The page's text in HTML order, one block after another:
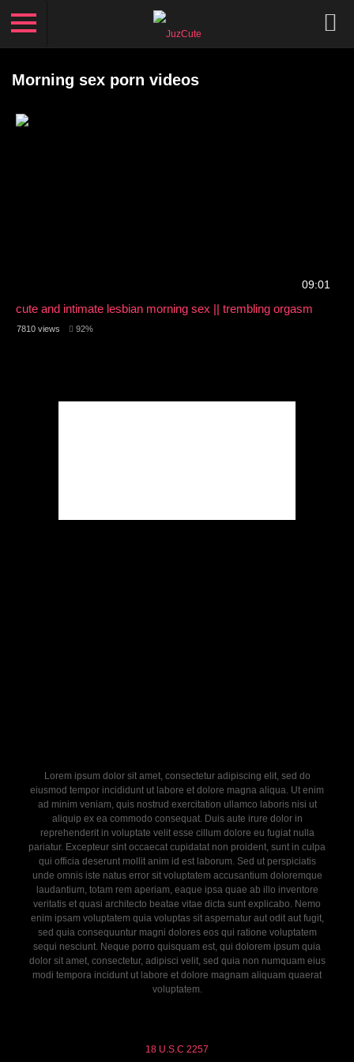
Morning sex porn videos
09:01
cute and intimate lesbian morning sex || trembling orgasm
7810 views 92%
Lorem ipsum dolor sit amet, consectetur adipiscing elit, sed do
eiusmod tempor incididunt ut labore et dolore magna aliqua. Ut enim
ad minim veniam, quis nostrud exercitation ullamco laboris nisi ut
aliquip ex ea commodo consequat. Duis aute irure dolor in
reprehenderit in voluptate velit esse cillum dolore eu fugiat nulla
pariatur. Excepteur sint occaecat cupidatat non proident, sunt in culpa
qui officia deserunt mollit anim id est laborum. Sed ut perspiciatis
unde omnis iste natus error sit voluptatem accusantium doloremque
laudantium, totam rem aperiam, eaque ipsa quae ab illo inventore
veritatis et quasi architecto beatae vitae dicta sunt explicabo. Nemo
enim ipsam voluptatem quia voluptas sit aspernatur aut odit aut fugit,
sed quia consequuntur magni dolores eos qui ratione voluptatem
sequi nesciunt. Neque porro quisquam est, qui dolorem ipsum quia
dolor sit amet, consectetur, adipisci velit, sed quia non numquam eius
modi tempora incidunt ut labore et dolore magnam aliquam quaerat
voluptatem.
18 U.S.C 2257